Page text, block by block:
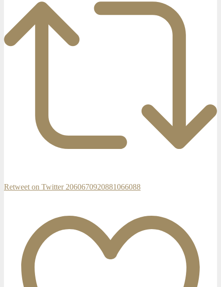
Retweet on Twitter 2060670920881066088